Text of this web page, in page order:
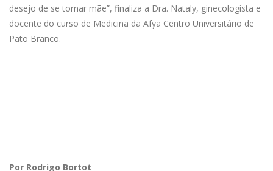
desejo de se tornar mãe”, finaliza a Dra. Nataly, ginecologista e
docente do curso de Medicina da Afya Centro Universitário de
Pato Branco.
Por Rodrigo Bortot